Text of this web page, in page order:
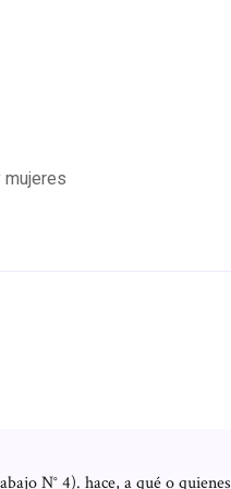
N° 4). hace, a qué o quienes